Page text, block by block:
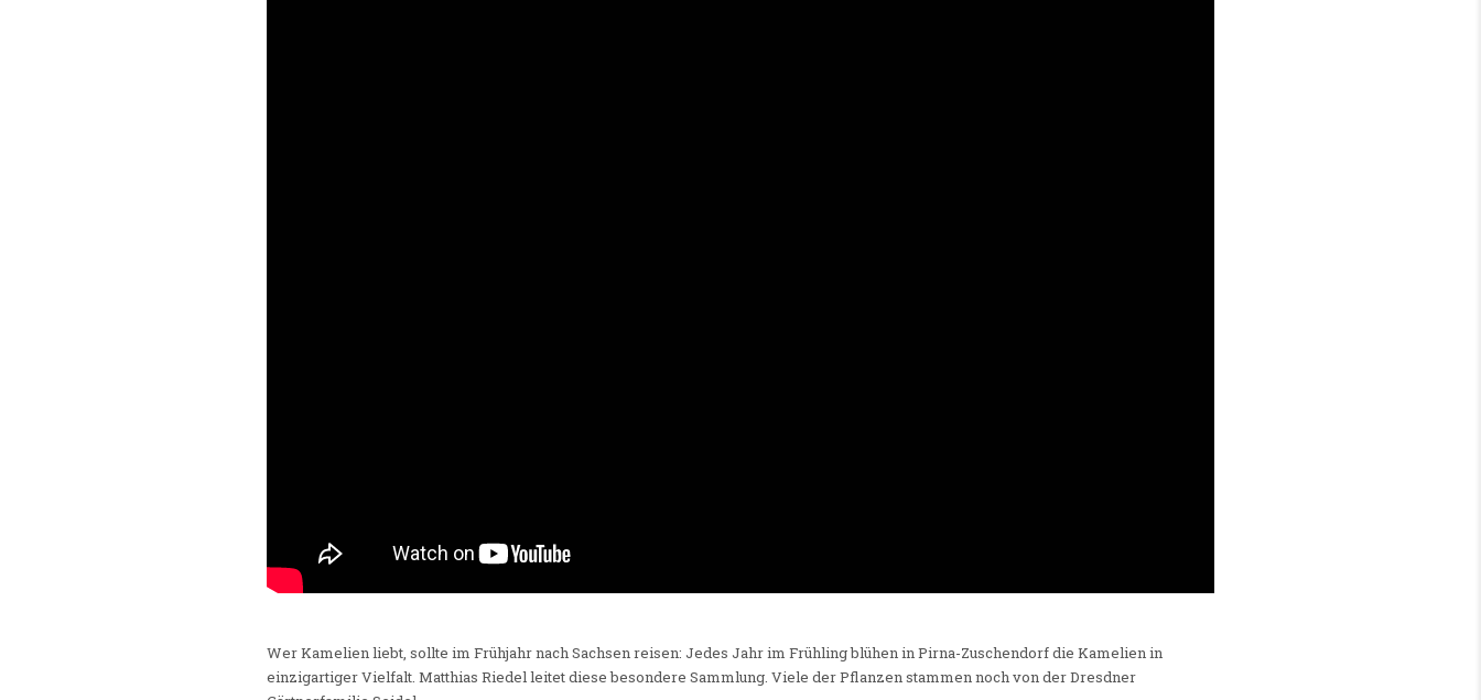
Wer Kamelien liebt, sollte im Frühjahr nach Sachsen reisen: Jedes Jahr im Frühling blühen in Pirna-Zuschendorf die Kamelien in
einzigartiger Vielfalt. Matthias Riedel leitet diese besondere Sammlung. Viele der Pflanzen stammen noch von der Dresdner